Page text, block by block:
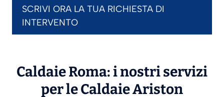
SCRIVI ORA LA TUA RICHIESTA DI
INTERVENTO
Caldaie Roma: i nostri servizi
per le CaldaieAriston